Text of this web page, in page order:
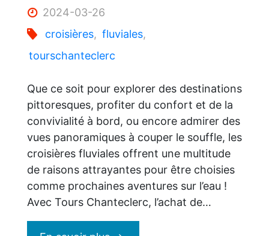
2024-03-26
croisières, fluviales,
tourschanteclerc
Que ce soit pour explorer des destinations
pittoresques, profiter du confort et de la
convivialité à bord, ou encore admirer des
vues panoramiques à couper le souffle, les
croisières fluviales offrent une multitude
de raisons attrayantes pour être choisies
comme prochaines aventures sur l’eau !
Avec Tours Chanteclerc, l’achat de…